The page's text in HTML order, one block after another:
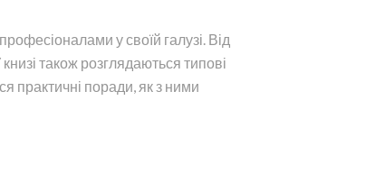
у своїй галузі. Від
також розглядаються типові
практичні поради, як з ними